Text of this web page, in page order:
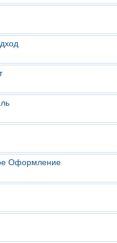
Оформление